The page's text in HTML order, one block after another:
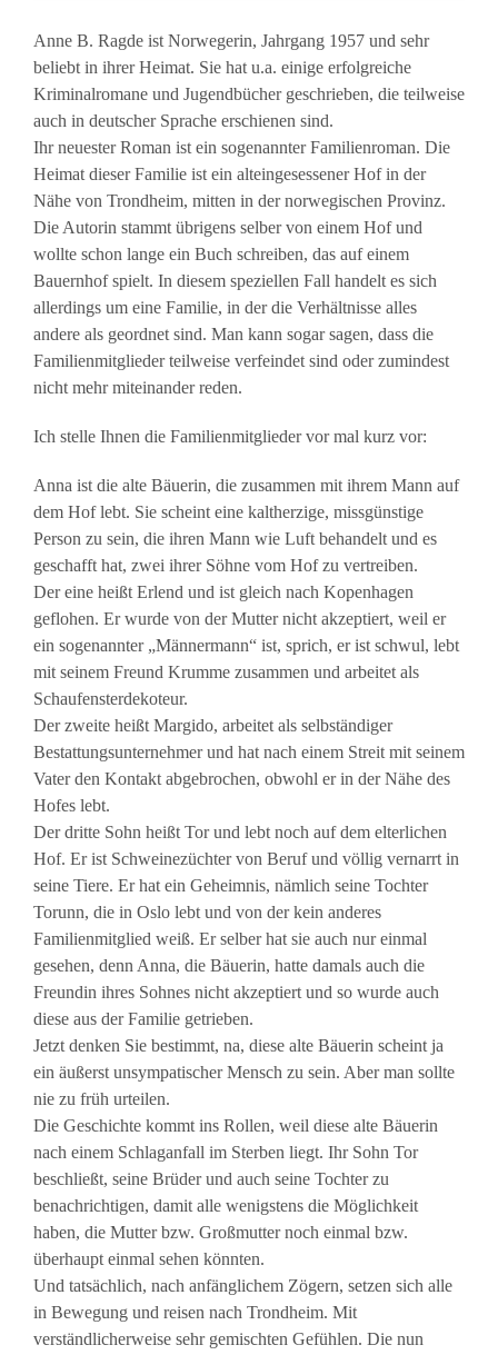
Anne B. Ragde ist Norwegerin, Jahrgang 1957 und sehr
beliebt in ihrer Heimat. Sie hat u.a. einige erfolgreiche
Kriminalromane und Jugendbücher geschrieben, die teilweise
auch in deutscher Sprache erschienen sind.
Ihr neuester Roman ist ein sogenannter Familienroman. Die
Heimat dieser Familie ist ein alteingesessener Hof in der
Nähe von Trondheim, mitten in der norwegischen Provinz.
Die Autorin stammt übrigens selber von einem Hof und
wollte schon lange ein Buch schreiben, das auf einem
Bauernhof spielt. In diesem speziellen Fall handelt es sich
allerdings um eine Familie, in der die Verhältnisse alles
andere als geordnet sind. Man kann sogar sagen, dass die
Familienmitglieder teilweise verfeindet sind oder zumindest
nicht mehr miteinander reden.
Ich stelle Ihnen die Familienmitglieder vor mal kurz vor:
Anna ist die alte Bäuerin, die zusammen mit ihrem Mann auf
dem Hof lebt. Sie scheint eine kaltherzige, missgünstige
Person zu sein, die ihren Mann wie Luft behandelt und es
geschafft hat, zwei ihrer Söhne vom Hof zu vertreiben.
Der eine heißt Erlend und ist gleich nach Kopenhagen
geflohen. Er wurde von der Mutter nicht akzeptiert, weil er
ein sogenannter „Männermann“ ist, sprich, er ist schwul, lebt
mit seinem Freund Krumme zusammen und arbeitet als
Schaufensterdekoteur.
Der zweite heißt Margido, arbeitet als selbständiger
Bestattungsunternehmer und hat nach einem Streit mit seinem
Vater den Kontakt abgebrochen, obwohl er in der Nähe des
Hofes lebt.
Der dritte Sohn heißt Tor und lebt noch auf dem elterlichen
Hof. Er ist Schweinezüchter von Beruf und völlig vernarrt in
seine Tiere. Er hat ein Geheimnis, nämlich seine Tochter
Torunn, die in Oslo lebt und von der kein anderes
Familienmitglied weiß. Er selber hat sie auch nur einmal
gesehen, denn Anna, die Bäuerin, hatte damals auch die
Freundin ihres Sohnes nicht akzeptiert und so wurde auch
diese aus der Familie getrieben.
Jetzt denken Sie bestimmt, na, diese alte Bäuerin scheint ja
ein äußerst unsympatischer Mensch zu sein. Aber man sollte
nie zu früh urteilen.
Die Geschichte kommt ins Rollen, weil diese alte Bäuerin
nach einem Schlaganfall im Sterben liegt. Ihr Sohn Tor
beschließt, seine Brüder und auch seine Tochter zu
benachrichtigen, damit alle wenigstens die Möglichkeit
haben, die Mutter bzw. Großmutter noch einmal bzw.
überhaupt einmal sehen könnten.
Und tatsächlich, nach anfänglichem Zögern, setzen sich alle
in Bewegung und reisen nach Trondheim. Mit
verständlicherweise sehr gemischten Gefühlen. Die nun